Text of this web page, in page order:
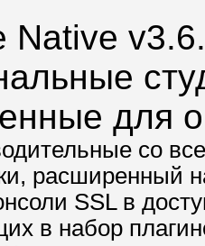
Native
для
со
расширенный
SSL в
в набор